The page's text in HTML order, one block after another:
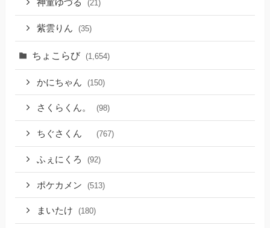
神童ゆづる (21)
紫雲りん (35)
ちょこらび (1,654)
かにちゃん (150)
さくらくん。 (98)
ちぐさくん (767)
ふぇにくろ (92)
ポケカメン (513)
まいたけ (180)